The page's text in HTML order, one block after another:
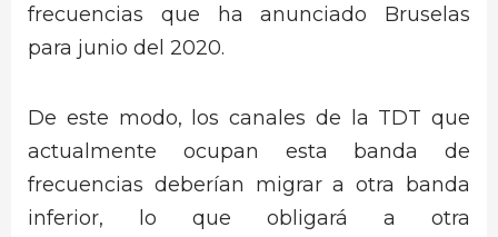
frecuencias que ha anunciado Bruselas
para junio del 2020.
De este modo, los canales de la TDT que
actualmente ocupan esta banda de
frecuencias deberían migrar a otra banda
inferior, lo que obligará a otra